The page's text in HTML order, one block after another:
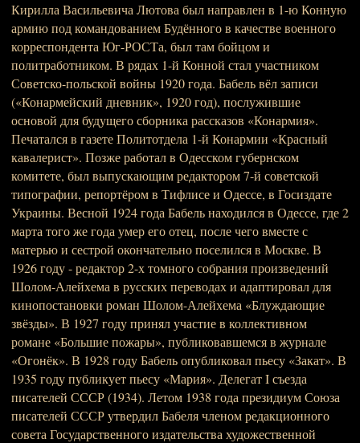
Кирилла Васильевича Лютова был направлен в 1-ю Конную
армию под командованием Будённого в качестве военного
корреспондента Юг-РОСТа, был там бойцом и
политработником. В рядах 1-й Конной стал участником
Советско-польской войны 1920 года. Бабель вёл записи
(«Конармейский дневник», 1920 год), послужившие
основой для будущего сборника рассказов «Конармия».
Печатался в газете Политотдела 1-й Конармии «Красный
кавалерист». Позже работал в Одесском губернском
комитете, был выпускающим редактором 7-й советской
типографии, репортёром в Тифлисе и Одессе, в Госиздате
Украины. Весной 1924 года Бабель находился в Одессе, где 2
марта того же года умер его отец, после чего вместе с
матерью и сестрой окончательно поселился в Москве. В
1926 году - редактор 2-х томного собрания произведений
Шолом-Алейхема в русских переводах и адаптировал для
кинопостановки роман Шолом-Алейхема «Блуждающие
звёзды». В 1927 году принял участие в коллективном
романе «Большие пожары», публиковавшемся в журнале
«Огонёк». В 1928 году Бабель опубликовал пьесу «Закат». В
1935 году публикует пьесу «Мария». Делегат I съезда
писателей СССР (1934). Летом 1938 года президиум Союза
писателей СССР утвердил Бабеля членом редакционного
совета Государственного издательства художественной